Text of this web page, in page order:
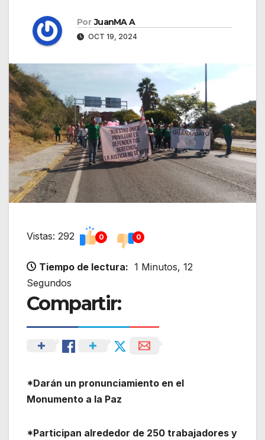
Por JuanMA A
OCT 19, 2024
Vistas: 292 0 0
Tiempo de lectura: 1 Minutos, 12
Segundos
Compartir:
*Darán un pronunciamiento en el
Monumento a la Paz
*Participan alrededor de 250 trabajadores y